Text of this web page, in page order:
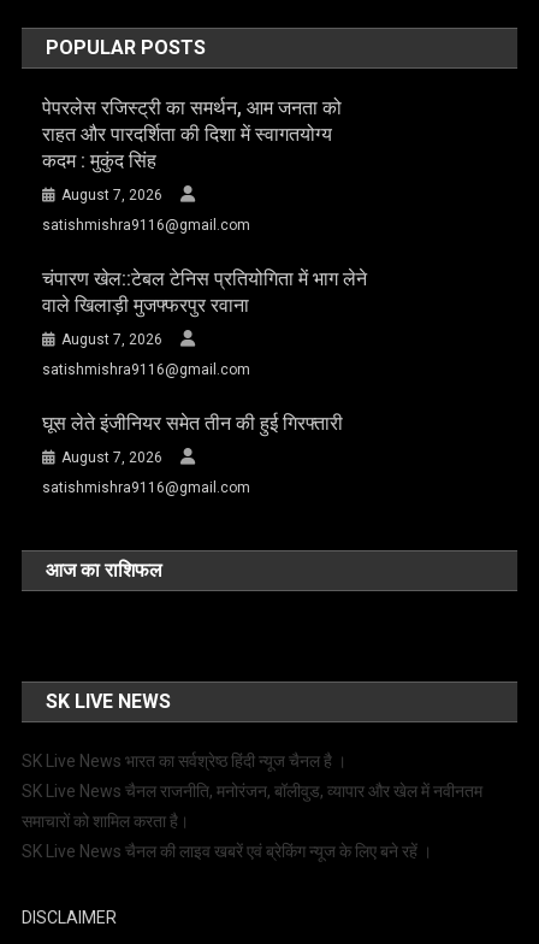
POPULAR POSTS
पेपरलेस रजिस्ट्री का समर्थन, आम जनता को
राहत और पारदर्शिता की दिशा में स्वागतयोग्य
कदम : मुकुंद सिंह
August 7, 2026
satishmishra9116@gmail.com
चंपारण खेल::टेबल टेनिस प्रतियोगिता में भाग लेने
वाले खिलाड़ी मुजफ्फरपुर रवाना
August 7, 2026
satishmishra9116@gmail.com
घूस लेते इंजीनियर समेत तीन की हुई गिरफ्तारी
August 7, 2026
satishmishra9116@gmail.com
आज का राशिफल
SK LIVE NEWS
SK Live News भारत का सर्वश्रेष्ठ हिंदी न्‍यूज चैनल है ।
SK Live News चैनल राजनीति, मनोरंजन, बॉलीवुड, व्यापार और खेल में नवीनतम
समाचारों को शामिल करता है।
SK Live News चैनल की लाइव खबरें एवं ब्रेकिंग न्यूज के लिए बने रहें ।
DISCLAIMER